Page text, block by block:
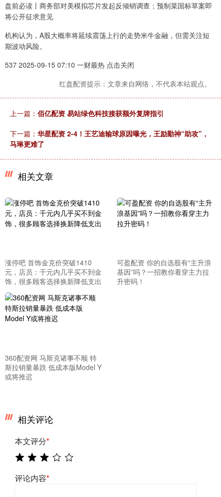
盘前必读丨商务部对美模拟芯片发起反倾销调查；预制菜国标草案即
将公开征求意见
机构认为，A股大概率将延续震荡上行的走势米牛金融，但需关注短
期波动风险。
537 2025-09-15 07:10 一财最热 点击关闭
红盘配资提示：文章来自网络，不代表本站观点。
上一篇： 佰亿配资 易站绿色科技接获额外复牌指引
下一篇： 华星配资 2-4！王艺迪输球原因曝光，王励勤神“助攻”，
马琳更难了
相关文章
涨停吧 首饰金克价突破1410
元，店员：千元内几乎买不到金
饰，很多顾客选择换新降低支出
可盈配资 你的自选股有“主升浪
基因”吗？一招教你看穿主力拉
升密码！
360配资网 马斯克诸事不顺 特
斯拉销量暴跌 低成本版Model Y
或将推迟
相关评论
本文评分*
评论内容*